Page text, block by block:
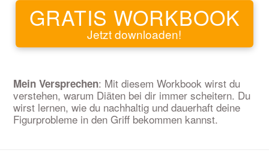
GRATIS WORKBOOK
Jetzt downloaden!
Mein Versprechen: Mit diesem Workbook wirst du
verstehen, warum Diäten bei dir immer scheitern. Du
wirst lernen, wie du nachhaltig und dauerhaft deine
Figurprobleme in den Griff bekommen kannst.